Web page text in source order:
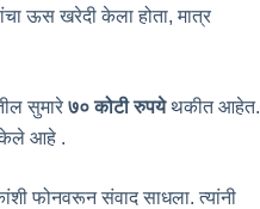
ऊस खरेदी केला होता, मात्र
सुमारे७० कोटी रुपयेथकीत आहेत.
केले आहे .
फोनवरून संवाद साधला. त्यांनी